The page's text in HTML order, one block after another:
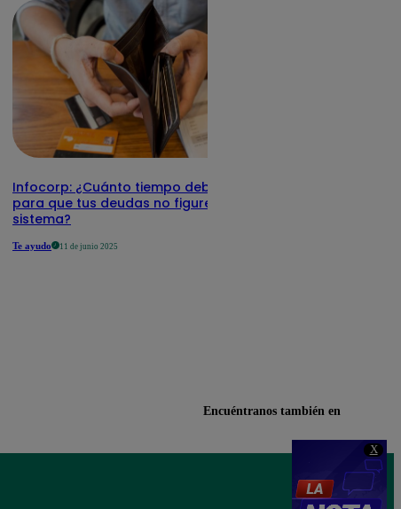
X
Infocorp: ¿Cuánto tiempo debe pasar
para que tus deudas no figuren en su
sistema?
Te ayudo 11 de junio 2025
Encuéntranos también en